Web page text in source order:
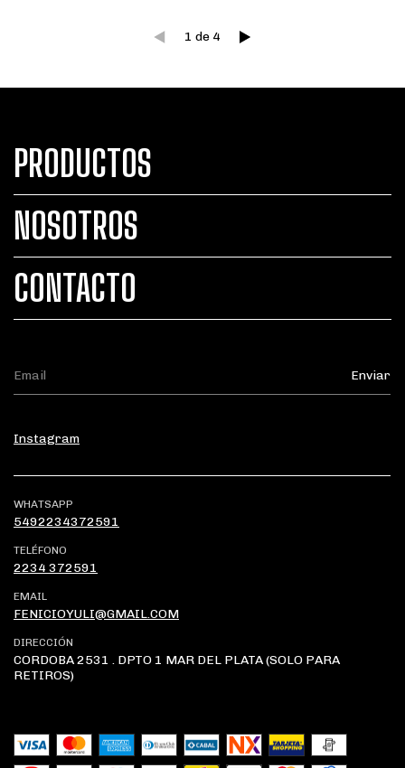
1 de 4
PRODUCTOS
NOSOTROS
CONTACTO
Instagram
WHATSAPP
5492234372591
TELÉFONO
2234 372591
EMAIL
FENICIOYULI@GMAIL.COM
DIRECCIÓN
CORDOBA 2531 . DPTO 1 MAR DEL PLATA (SOLO PARA
RETIROS)